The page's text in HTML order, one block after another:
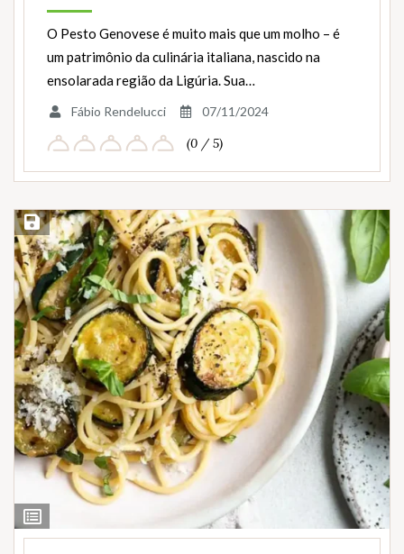
O Pesto Genovese é muito mais que um molho – é
um patrimônio da culinária italiana, nascido na
ensolarada região da Ligúria. Sua…
Fábio Rendelucci 07/11/2024
(0 / 5)
Ver
Ingredientes
Salvar Receita